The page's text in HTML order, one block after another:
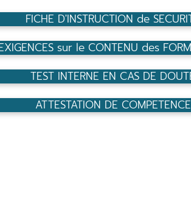
FICHE D'INSTRUCTION de
sur le CONTENU des
TEST INTERNE EN CAS DE
ATTESTATION DE COMPETENCE